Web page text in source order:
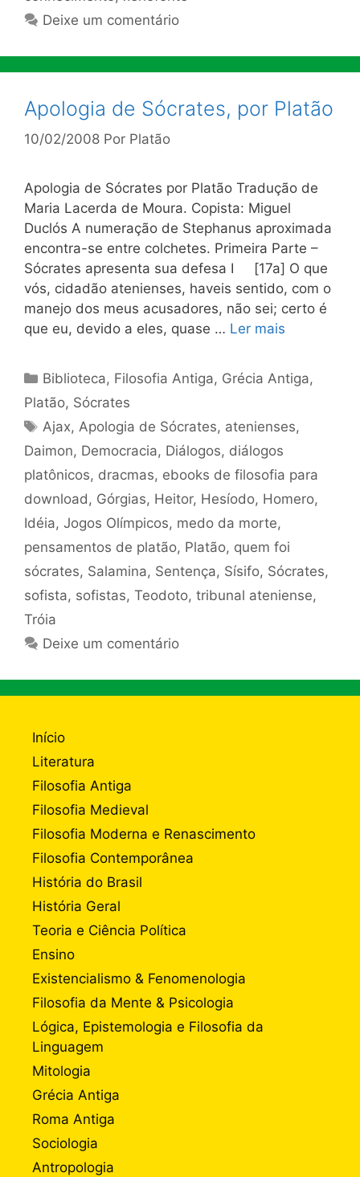
Deixe um comentário
Apologia de Sócrates, por Platão
10/02/2008 Por Platão
Apologia de Sócrates por Platão Tradução de
Maria Lacerda de Moura. Copista: Miguel
Duclós A numeração de Stephanus aproximada
encontra-se entre colchetes. Primeira Parte –
Sócrates apresenta sua defesa I [17a] O que
vós, cidadão atenienses, haveis sentido, com o
manejo dos meus acusadores, não sei; certo é
que eu, devido a eles, quase … Ler mais
Categorias
Biblioteca, Filosofia Antiga, Grécia Antiga,
Platão, Sócrates
Tags
Ajax,Apologia de Sócrates, atenienses,
Daimon, Democracia, Diálogos, diálogos
platônicos, dracmas, ebooks de filosofia para
download, Górgias, Heitor, Hesíodo, Homero,
Idéia, Jogos Olímpicos, medo da morte,
pensamentos de platão, Platão, quem foi
sócrates, Salamina, Sentença, Sísifo, Sócrates,
sofista, sofistas, Teodoto, tribunal ateniense,
Tróia
Deixe um comentário
Início
Literatura
Filosofia Antiga
Filosofia Medieval
Filosofia Moderna e Renascimento
Filosofia Contemporânea
História do Brasil
História Geral
Teoria e Ciência Política
Ensino
Existencialismo & Fenomenologia
Filosofia da Mente & Psicologia
Lógica, Epistemologia e Filosofia da
Linguagem
Mitologia
Grécia Antiga
Roma Antiga
Sociologia
Antropologia